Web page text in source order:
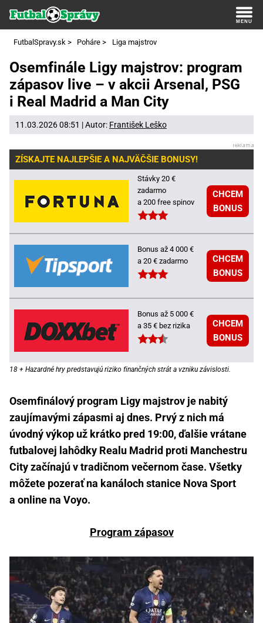
FutbalSpravy.sk > Poháre > Liga majstrov
Osemfinále Ligy majstrov: program
zápasov live – v akcii Arsenal, PSG
i Real Madrid a Man City
11.03.2026 08:51 | Autor: František Leško
ZÍSKAJTE NAJLEPŠIE A NAJVÄČŠIE BONUSY!
Stávky 20 €
zadarmo
a 200 free spinov
CHCEM
BONUS
Bonus až 4 000 €
a 20 € zadarmo
CHCEM
BONUS
Bonus až 5 000 €
a 35 € bez rizika
CHCEM
BONUS
18 + Hazardné hry predstavujú riziko finančných strát a vzniku závislosti.
Osemfinálový program Ligy majstrov je nabitý
zaujímavými zápasmi aj dnes. Prvý z nich má
úvodný výkop už krátko pred 19:00, ďalšie vrátane
futbalovej lahôdky Realu Madrid proti Manchestru
City začínajú v tradičnom večernom čase. Všetky
môžete pozerať na kanáloch stanice Nova Sport
a online na Voyo.
Program zápasov